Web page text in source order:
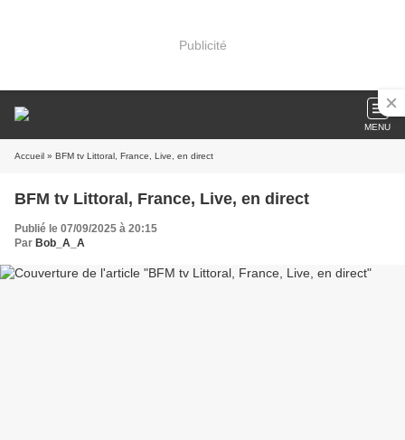
Publicité
MENU
Accueil » BFM tv Littoral, France, Live, en direct
BFM tv Littoral, France, Live, en direct
Publié le 07/09/2025 à 20:15
Par Bob_A_A